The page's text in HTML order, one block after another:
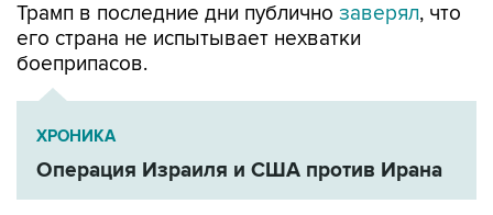
Трамп в последние дни публично заверял, что
его страна не испытывает нехватки
боеприпасов.
ХРОНИКА
Операция Израиля и США против Ирана